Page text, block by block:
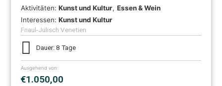
Aktivitäten:Kunst und Kultur, Essen & Wein
Interessen:Kunst und Kultur
Friaul-Julisch Venetien
Dauer: 8 Tage
Ausgehend von:
€1.050,00